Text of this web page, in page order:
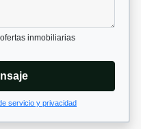
inmobiliarias
servicio y privacidad